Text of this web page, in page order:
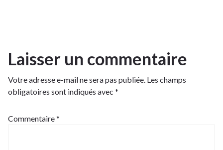
Laisser un commentaire
Votre adresse e-mail ne sera pas publiée. Les champs
obligatoires sont indiqués avec *
Commentaire*